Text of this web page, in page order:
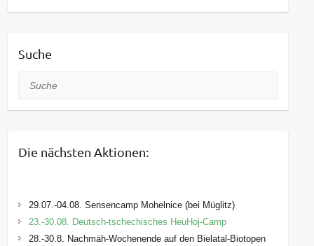
Suche
Suche
Die nächsten Aktionen:
29.07.-04.08. Sensencamp Mohelnice (bei Müglitz)
23.-30.08. Deutsch-tschechisches HeuHoj-Camp
28.-30.8. Nachmäh-Wochenende auf den Bielatal-Biotopen